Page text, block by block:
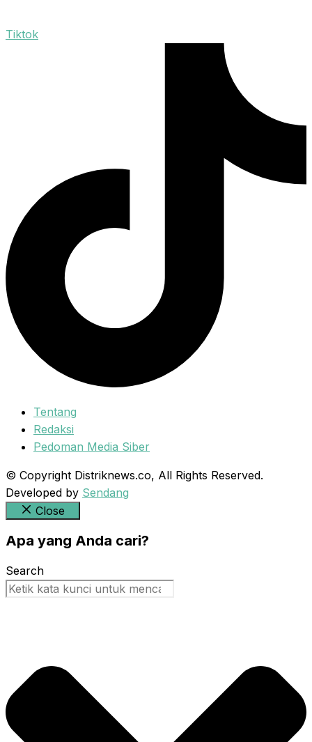
Tiktok
Tentang
Redaksi
Pedoman Media Siber
© Copyright Distriknews.co, All Rights Reserved.
Developed by Sendang
Close
Apa yang Anda cari?
Search